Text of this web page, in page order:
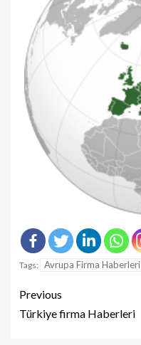
Tags: Avrupa Firma Haberleri
Previous
Türkiye firma Haberleri